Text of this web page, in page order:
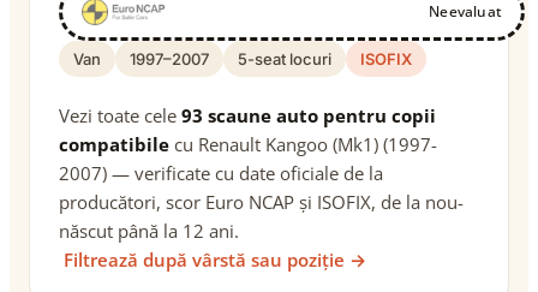
Neevaluat
Van 1997–2007 5-seat locuri ISOFIX
Vezi toate cele 93 scaune auto pentru copii
compatibile cu Renault Kangoo (Mk1) (1997-
2007) — verificate cu date oficiale de la
producători, scor Euro NCAP și ISOFIX, de la nou-
născut până la 12 ani.
Filtrează după vârstă sau poziție →